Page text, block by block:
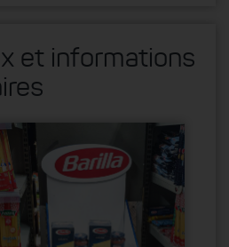
et informations